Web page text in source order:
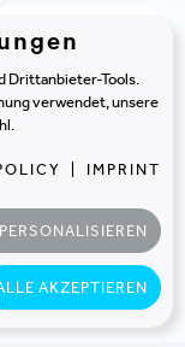
dann
Drittanbieter-Tools.
verwendet, unsere
IMPRINT
PERSONALISIEREN
AKZEPTIEREN